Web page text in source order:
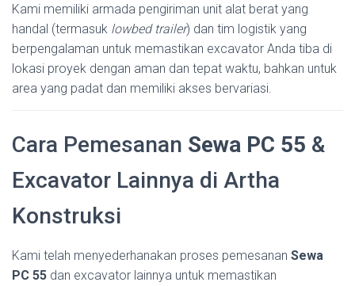
Kami memiliki armada pengiriman unit alat berat yang
handal (termasuk lowbed trailer) dan tim logistik yang
berpengalaman untuk memastikan excavator Anda tiba di
lokasi proyek dengan aman dan tepat waktu, bahkan untuk
area yang padat dan memiliki akses bervariasi.
Cara Pemesanan Sewa PC 55 &
Excavator Lainnya di Artha
Konstruksi
Kami telah menyederhanakan proses pemesanan Sewa
PC 55 dan excavator lainnya untuk memastikan